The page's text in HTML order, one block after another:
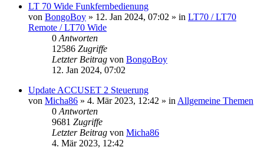
LT 70 Wide Funkfernbedienung
von BongoBoy » 12. Jan 2024, 07:02 » in LT70 / LT70
Remote / LT70 Wide
0 Antworten
12586 Zugriffe
Letzter Beitrag von BongoBoy
12. Jan 2024, 07:02
Update ACCUSET 2 Steuerung
von Micha86 » 4. Mär 2023, 12:42 » in Allgemeine Themen
0 Antworten
9681 Zugriffe
Letzter Beitrag von Micha86
4. Mär 2023, 12:42